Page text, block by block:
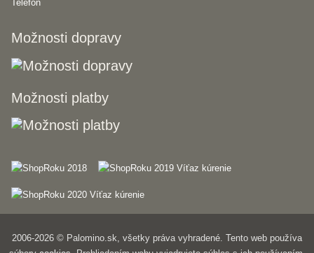
Možnosti dopravy
Možnosti platby
2006-2026 © Palomino.sk, všetky práva vyhradené. Tento web používa